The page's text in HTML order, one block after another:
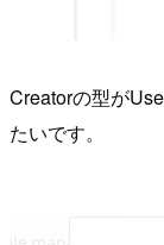
Creatorの型が
たいです。